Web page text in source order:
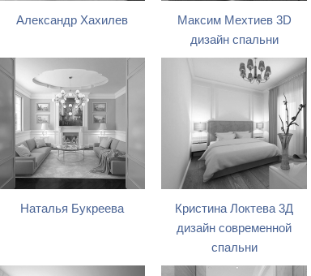
Александр Хахилев
Максим Мехтиев 3D
дизайн спальни
Наталья Букреева
Кристина Локтева 3Д
дизайн современной
спальни